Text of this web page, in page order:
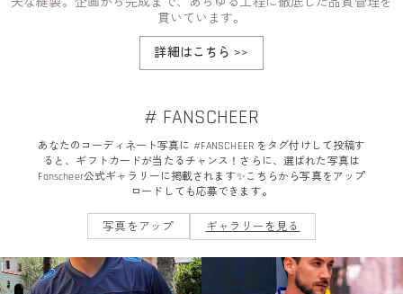
貫いています。
詳細はこちら >>
# FANSCHEER
あなたのコーディネート写真に #FANSCHEER をタグ付けして投稿す
ると、ギフトカードが当たるチャンス！さらに、選ばれた写真は
Fanscheer公式ギャラリーに掲載されます✨こちらから写真をアップ
ロードしても応募できます。
写真をアップ ギャラリーを見る